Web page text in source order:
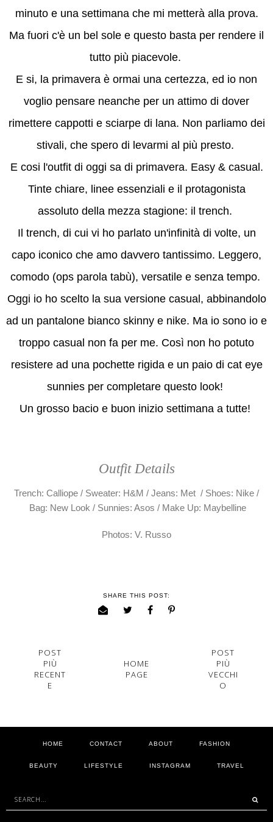
minuto e una settimana che mi metterà alla prova.
Ma fuori c'è un bel sole e questo basta per rendere il
tutto più piacevole.
E si, la primavera è ormai una certezza, ed io non
voglio pensare neanche per un attimo di dover
rimettere cappotti e sciarpe di lana. Non parliamo dei
stivali, che spero di levarmi al più presto.
E cosi l'outfit di oggi sa di primavera. Easy & casual.
Tinte chiare, linee essenziali e il protagonista
assoluto della mezza stagione: il trench.
Il trench, di cui vi ho parlato un'infinità di volte, un
capo iconico che amo davvero tantissimo. Leggero,
comodo (ops parola tabù), versatile e senza tempo.
Oggi io ho scelto la sua versione casual, abbinandolo
ad un pantalone bianco skinny e nike. Ma io sono io e
troppo casual non fa per me. Così non ho potuto
resistere ad una pochette rigida e un paio di cat eye
sunnies per completare questo look!
Un grosso bacio e buon inizio settimana a tutte!
Outfit Details
Trench: Calliope / Sweater: H&M / Jeans: Met / Shoes: Nike /
Bag: New Look / Sunnies: Asos / Make Up: Maybelline
Photos: V. Russo
SHARE THIS POST:
POST
PIÙ
RECENT
E
HOME
PAGE
POST
PIÙ
VECCHI
O
HOME CONTACT ABOUT FASHION
BEAUTY LIFESTYLE INSTAGRAM TRAVEL